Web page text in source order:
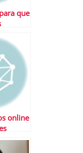
que
online